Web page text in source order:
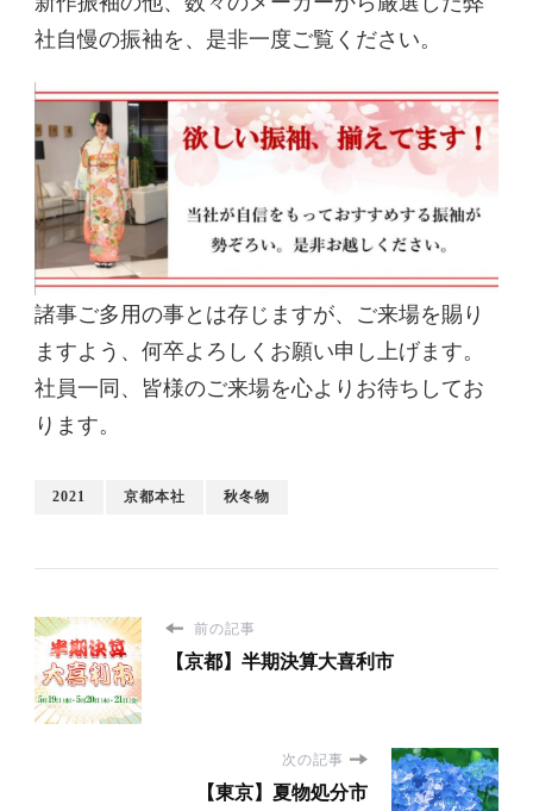
2021秋冬物内見会
弊社の数ある商品の中において、今催事ではDM
とホームページでは、振袖を取り上げていま
す。
新作振袖の他、数々のメーカーから厳選した弊
社自慢の振袖を、是非一度ご覧ください。
諸事ご多用の事とは存じますが、ご来場を賜り
ますよう、何卒よろしくお願い申し上げます。
社員一同、皆様のご来場を心よりお待ちしてお
ります。
秋冬物